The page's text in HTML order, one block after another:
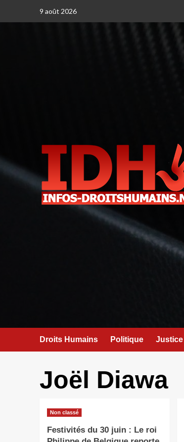
9 août 2026
Droits Humains Politique Justice
Joël Diawa
Non classé
Festivités du 30 juin : Le roi